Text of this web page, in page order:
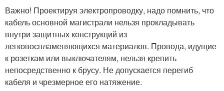
Важно! Проектируя электропроводку, надо помнить, что
кабель основной магистрали нельзя прокладывать
внутри защитных конструкций из
легковоспламеняющихся материалов. Провода, идущие
к розеткам или выключателям, нельзя крепить
непосредственно к брусу. Не допускается перегиб
кабеля и чрезмерное его натяжение.